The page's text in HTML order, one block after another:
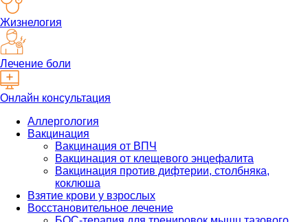
Жизнелогия
Лечение боли
Онлайн консультация
Аллергология
Вакцинация
Вакцинация от ВПЧ
Вакцинация от клещевого энцефалита
Вакцинация против дифтерии, столбняка,
коклюша
Взятие крови у взрослых
Восстановительное лечение